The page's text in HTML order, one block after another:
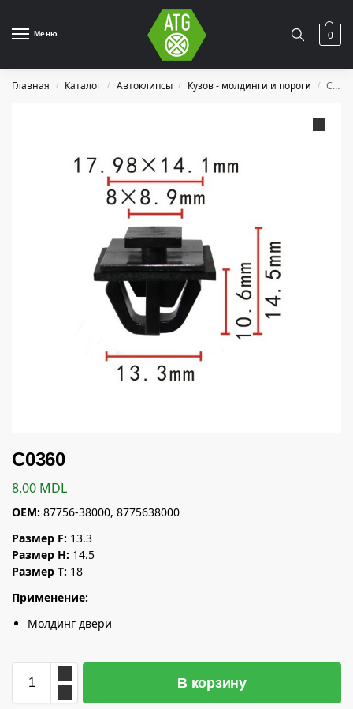
Меню 0
Главная / Каталог / Автоклипсы / Кузов - молдинги и пороги / C0360
C0360
8.00 MDL
OEM: 87756-38000, 8775638000
Размер F: 13.3
Размер H: 14.5
Размер T: 18
Применение:
Молдинг двери
В корзину